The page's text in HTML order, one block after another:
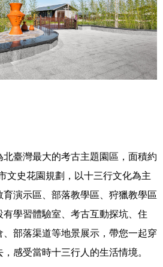
北臺灣最大的考古主題園區，面積約
文史花園規劃，以十三行文化為主
育演示區、部落教學區、狩獵教學區
有學習體驗室、考古互動探坑、住
、部落渠道等地景展示，帶您一起穿
感受當時十三行人的生活情境。